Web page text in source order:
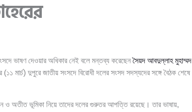
ভাষণ দেওয়ার অধিকার নেই বলে মন্তব্য করেছেনসৈয়দ আবদুল্লাহ মুহাম্মদ
দুপুরে জাতীয় সংসদে বিরোধী দলের সংসদ সদস্যদের সঙ্গে বৈঠক শেষে
ও অতীত ভূমিকা নিয়ে তাদের দলের গুরুতর আপত্তি রয়েছে। তার ভাষায়,